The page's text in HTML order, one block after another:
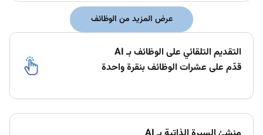
عرض المزيد من الوظائف
التقديم التلقائي على الوظائف بـ AI
قدّم على عشرات الوظائف بنقرة واحدة